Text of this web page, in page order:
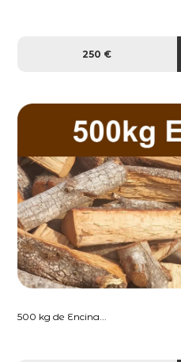
250 €
500 kg de Encina...